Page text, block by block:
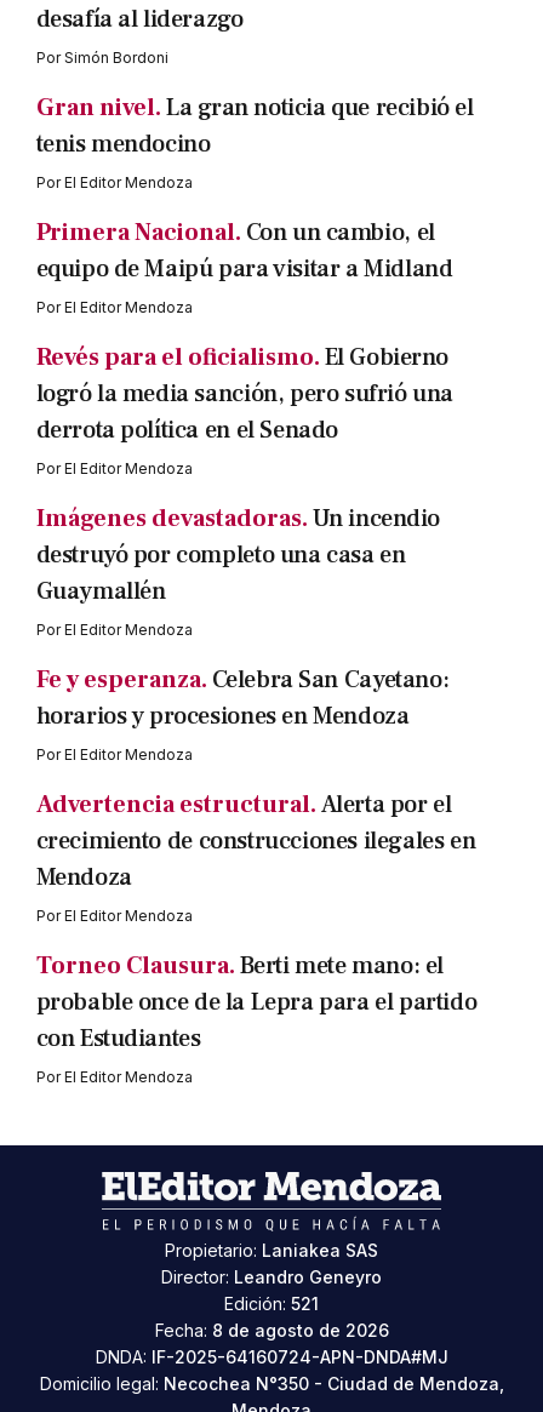
desafía al liderazgo
PorSimón Bordoni
Gran nivel.La gran noticia que recibió el
tenis mendocino
PorEl Editor Mendoza
Primera Nacional. Con un cambio, el
equipo de Maipú para visitar a Midland
PorEl Editor Mendoza
Revés para el oficialismo.El Gobierno
logró la media sanción, pero sufrió una
derrota política en el Senado
PorEl Editor Mendoza
Imágenes devastadoras.Un incendio
destruyó por completo una casa en
Guaymallén
PorEl Editor Mendoza
Fe y esperanza. Celebra San Cayetano:
horarios y procesiones en Mendoza
PorEl Editor Mendoza
Advertencia estructural.Alerta por el
crecimiento de construcciones ilegales en
Mendoza
PorEl Editor Mendoza
Torneo Clausura.Berti mete mano: el
probable once de la Lepra para el partido
con Estudiantes
PorEl Editor Mendoza
Propietario: Laniakea SAS
Director: Leandro Geneyro
Edición: 521
Fecha: 8 de agosto de 2026
DNDA: IF-2025-64160724-APN-DNDA#MJ
Domicilio legal: Necochea N°350 - Ciudad de Mendoza,